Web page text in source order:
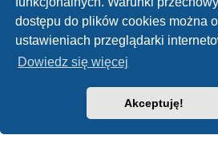
dostępu do plików cookies można
ustawieniach przeglądarki
Dowiedz się więcej
Akceptuję!
Forum OC PL Strona główna
Technologię dostarcza
®